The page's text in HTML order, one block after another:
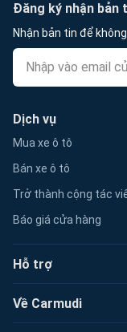
Đăng ký nhận bản
Nhận bản tin để
Dịch vụ
Mua xe ô tô
Bán xe ô tô
Trở thành cộng tác
Báo giá cửa hàng
Hỗ trợ
Về Carmudi